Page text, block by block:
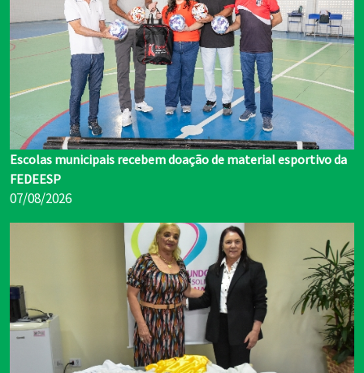
Escolas municipais recebem doação de material esportivo da
FEDEESP
07/08/2026